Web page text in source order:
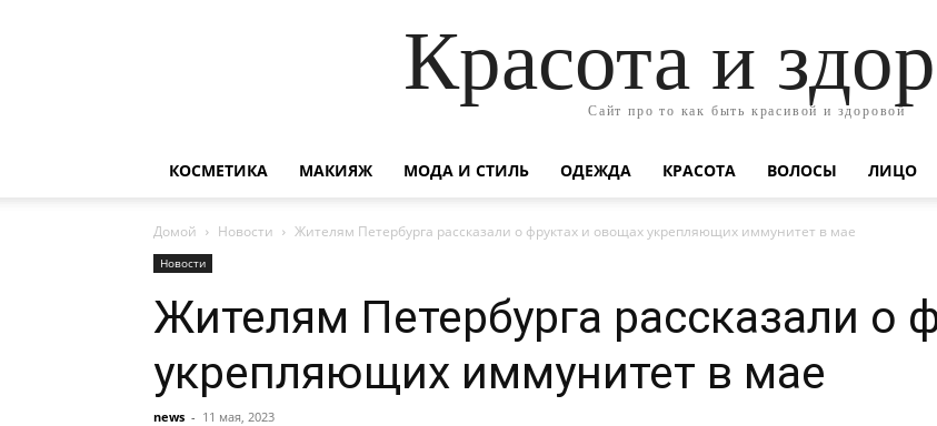
Красота и
Сайт про то как быть красивой и здоровой
КОСМЕТИКА МАКИЯЖ МОДА И СТИЛЬ ОДЕЖДА КРАСОТА ВОЛОСЫ ЛИЦО
Домой Новости Жителям Петербурга рассказали о фруктах и овощах укрепляющих иммунитет в мае
Новости
Жителям Петербурга рассказали о
укрепляющих иммунитет в мае
news - 11 мая, 2023